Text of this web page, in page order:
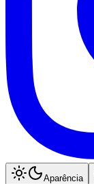
Aparência